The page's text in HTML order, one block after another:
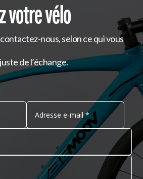
votre vélo
contactez-nous, selon ce qui vous
de l’échange.